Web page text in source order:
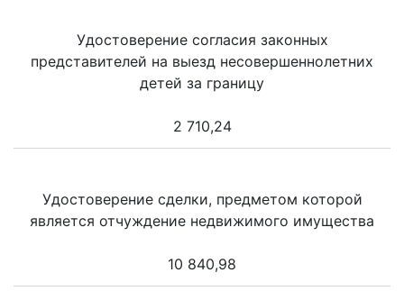
Удостоверение согласия законных
представителей на выезд несовершеннолетних
детей за границу
2 710,24
Удостоверение сделки, предметом которой
является отчуждение недвижимого имущества
10 840,98